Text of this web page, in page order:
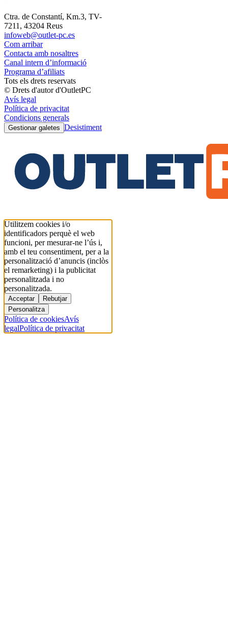
Ctra. de Constantí, Km.3, TV-
7211, 43204 Reus
infoweb@outlet-pc.es
Com arribar
Contacta amb nosaltres
Canal intern d’informació
Programa d’afiliats
Tots els drets reservats
© Drets d'autor d'OutletPC
Avís legal
Política de privacitat
Condicions generals
Gestionar galetes Desistiment
Utilitzem cookies i/o
identificadors perquè el web
funcioni, per mesurar-ne l’ús i,
amb el teu consentiment, per a la
personalització d’anuncis (inclòs
el remarketing) i la publicitat
personalitzada i no
personalitzada.
Acceptar
Rebutjar
Personalitza
Política de cookiesAvís
legalPolítica de privacitat